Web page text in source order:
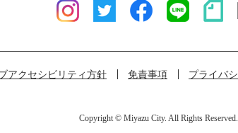
アクセシビリティ方針 免責事項 プライバ
Copyright © Miyazu City. All Rights Reserved.